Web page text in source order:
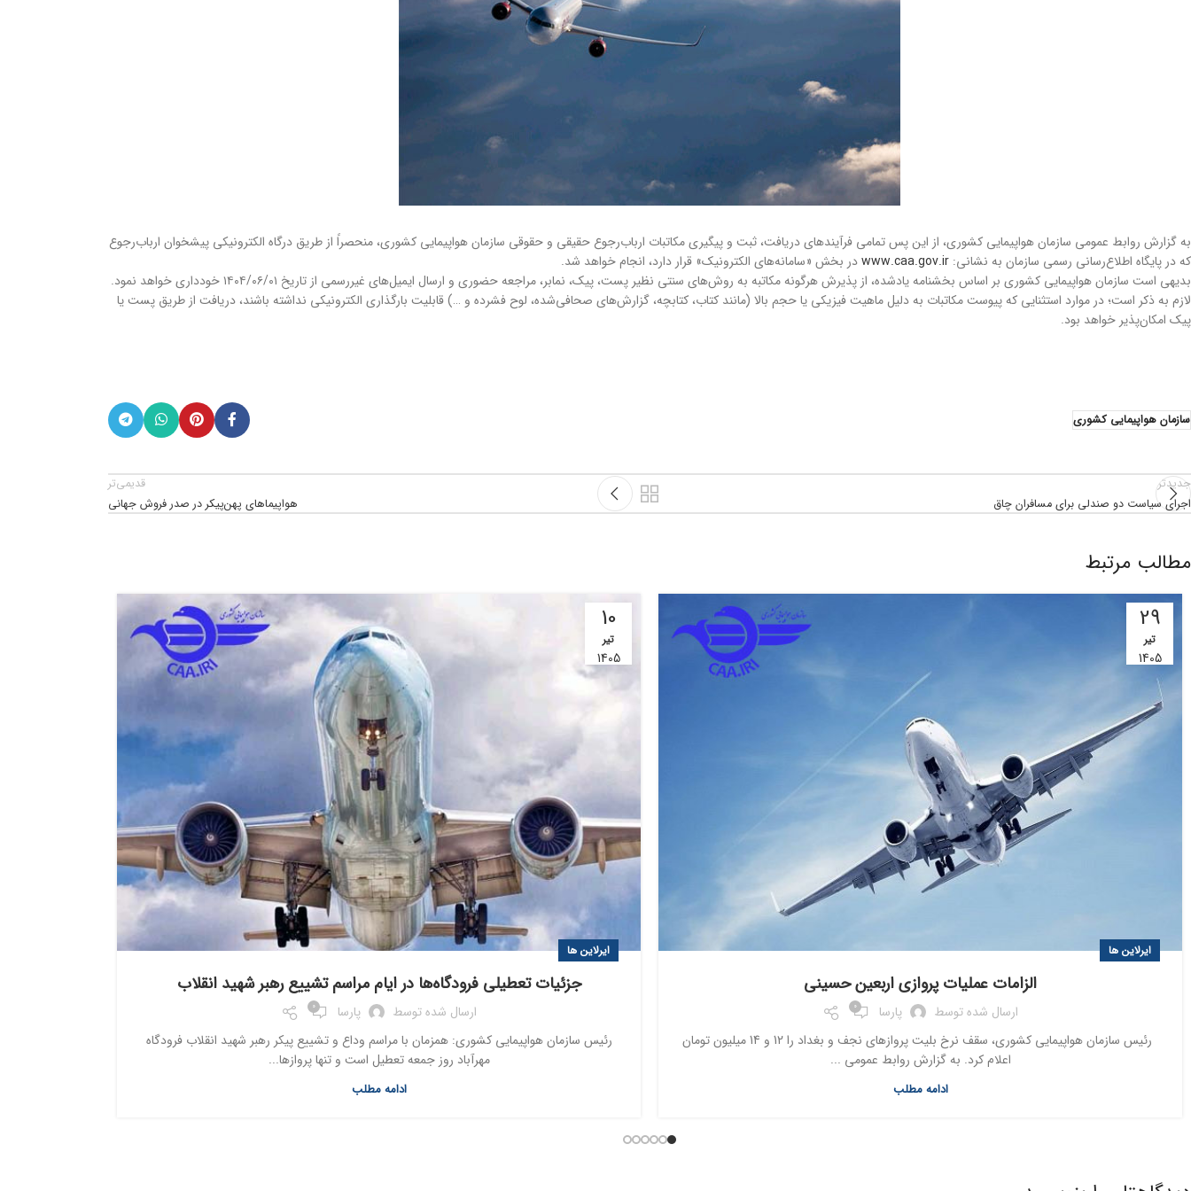
به گزارش روابط عمومی سازمان هواپیمایی کشوری، از این پس تمامی فرآیندهای دریافت، ثبت و پیگیری مکاتبات ارباب‌رجوع حقیقی و حقوقی سازمان هواپیمایی کشوری، منحصراً از طریق درگاه الکترونیکی پیشخوان ارباب‌رجوع
که در پایگاه اطلاع‌رسانی رسمی سازمان به نشانی: www.caa.gov.irدر بخش «سامانه‌های الکترونیک» قرار دارد، انجام خواهد شد.
بدیهی است سازمان هواپیمایی کشوری بر اساس بخشنامه یادشده، از پذیرش هرگونه مکاتبه به روش‌های سنتی نظیر پست، پیک، نمابر، مراجعه حضوری و ارسال ایمیل‌های غیررسمی از تاریخ ۱۴۰۴/۰۶/۰۱ خودداری خواهد نمود.
لازم به ذکر است؛ در موارد استثنایی که پیوست مکاتبات به دلیل ماهیت فیزیکی یا حجم بالا (مانند کتاب، کتابچه، گزارش‌های صحافی‌شده، لوح فشرده و …) قابلیت بارگذاری الکترونیکی نداشته باشند، دریافت از طریق پست یا
پیک امکان‌پذیر خواهد بود.
سازمان هواپیمایی کشوری
جدیدتر
اجرای سیاست دو صندلی برای مسافران چاق
قدیمی‌تر
هواپیماهای پهن‌پیکر در صدر فروش جهانی
مطالب مرتبط
29
تیر
1405
ایرلاین ها
الزامات عملیات پروازی اربعین حسینی
ارسال شده توسط پارسا 0
رئیس سازمان هواپیمایی کشوری، سقف نرخ بلیت پروازهای نجف و بغداد را 12 و 14 میلیون تومان
اعلام کرد. به گزارش روابط عمومی ...
ادامه مطلب
10
تیر
1405
ایرلاین ها
جزئیات تعطیلی فرودگاه‌ها در ایام مراسم تشییع رهبر شهید انقلاب
ارسال شده توسط پارسا 0
رئیس سازمان هواپیمایی کشوری: همزمان با مراسم وداع و تشییع پیکر رهبر شهید انقلاب فرودگاه
مهرآباد روز جمعه تعطیل است و تنها پروازها...
ادامه مطلب